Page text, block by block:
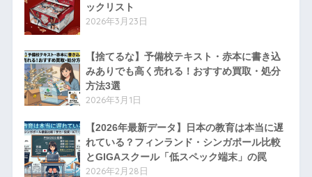
ックリスト
2026年3月23日
【捨てるな】予備校テキスト・赤本に書き込
みありでも高く売れる！おすすめ買取・処分
方法3選
2026年3月1日
【2026年最新データ】日本の教育は本当に遅
れている？フィンランド・シンガポール比較
とGIGAスクール「低スペック端末」の罠
2026年2月28日